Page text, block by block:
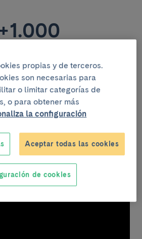
8
por donante
en primera
propias y de terceros.
son necesarias para
o limitar categorías de
o para obtener más
la configuración
Aceptar todas las cookies
de cookies